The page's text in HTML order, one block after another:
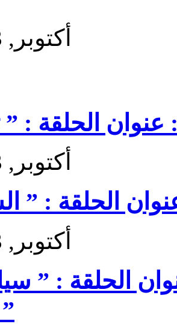
8 أكتوبر, 2013
6 أكتوبر, 2013
6 أكتوبر, 2013
سير حتى تجي 2 : عنوان الحلقة
رخصة ”